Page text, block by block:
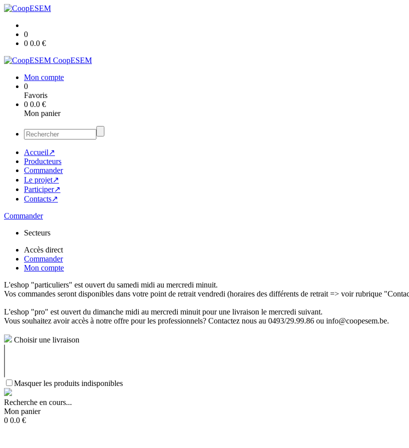
0
0 0.0 €
CoopESEM
Mon compte
0
Favoris
0 0.0 €
Mon panier
Accueil↗
Producteurs
Commander
Le projet↗
Participer↗
Contacts↗
Commander
Secteurs
Accès direct
Commander
Mon compte
L'eshop "particuliers" est ouvert du samedi midi au mercredi minuit.
Vos commandes seront disponibles dans votre point de retrait vendredi (horaires des différents de retrait => voir rubrique
L'eshop "pro" est ouvert du dimanche midi au mercredi minuit pour une livraison le mercredi suivant.
Vous souhaitez avoir accès à notre offre pour les professionnels? Contactez nous au 0493/29.99.86 ou info@coopesem.be.
Choisir une livraison
Masquer les produits indisponibles
Recherche en cours...
Mon panier
0 0.0 €